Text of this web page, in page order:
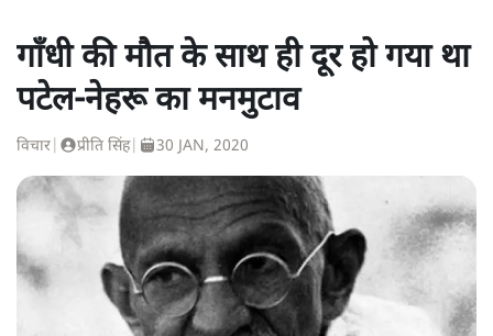
गाँधी की मौत के साथ ही दूर हो गया था
पटेल-नेहरू का मनमुटाव
विचार प्रीति सिंह| 30 JAN, 2020